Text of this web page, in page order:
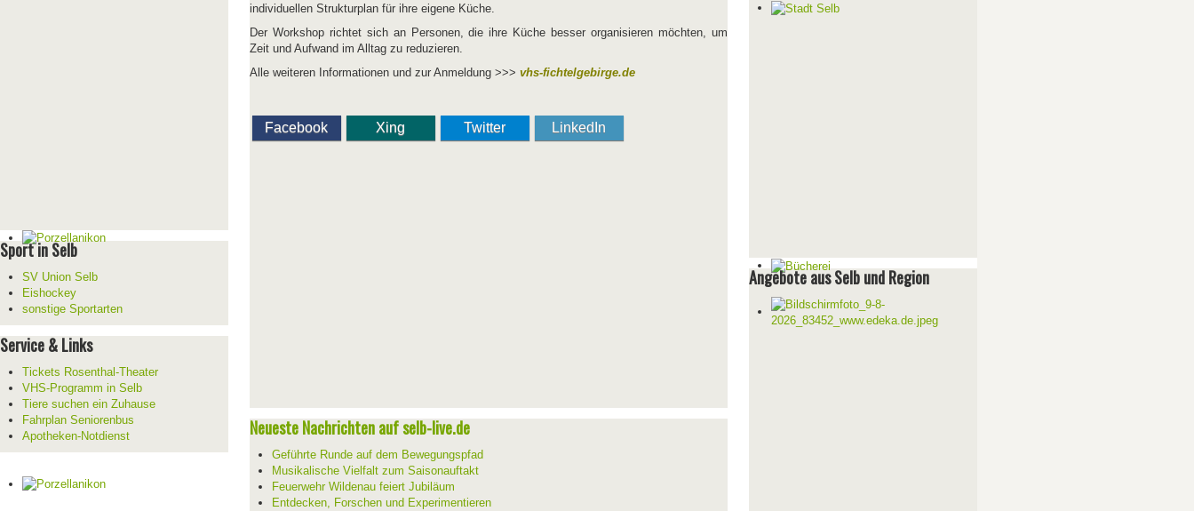
Sport in Selb
SV Union Selb
Eishockey
sonstige Sportarten
Service & Links
Tickets Rosenthal-Theater
VHS-Programm in Selb
Tiere suchen ein Zuhause
Fahrplan Seniorenbus
Apotheken-Notdienst
individuellen Strukturplan für ihre eigene Küche.
Der Workshop richtet sich an Personen, die ihre Küche besser organisieren möchten, um
Zeit und Aufwand im Alltag zu reduzieren.
Alle weiteren Informationen und zur Anmeldung >>> vhs-fichtelgebirge.de
Facebook Xing Twitter LinkedIn
Neueste Nachrichten auf selb-live.de
Geführte Runde auf dem Bewegungspfad
Musikalische Vielfalt zum Saisonauftakt
Feuerwehr Wildenau feiert Jubiläum
Entdecken, Forschen und Experimentieren
Angebote aus Selb und Region